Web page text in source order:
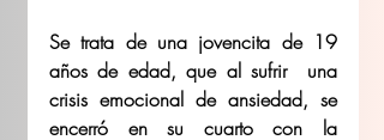
Se trata de una jovencita de 19
años de edad, que al sufrir  una
crisis emocional de ansiedad, se
encerró en su cuarto con la